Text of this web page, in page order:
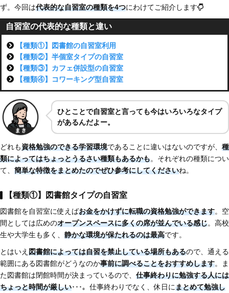
ず。今回は代表的な自習室の種類を4つにわけてご紹介します
自習室の代表的な種類と違い
【種類①】図書館の自習室利用
【種類②】半個室タイプの自習室
【種類③】カフェ併設型の自習室
【種類④】コワーキング型自習室
ひとことで自習室と言っても今はいろいろなタイプ
があるんだよー。
どれも資格勉強のできる学習環境であることに違いはないのですが、 種
類によってはちょっとうるさい種類もあるかも。それぞれの種類につい
て、 簡単な特徴をまとめたのでぜひ参考にしてくださいね。
【種類①】図書館タイプの自習室
図書館を自習室に使えばお金をかけずに転職の資格勉強ができます。空
間としては広めのオープンスペースに多くの席が並んでいる感じ。高校
生や大学生も多く、 静かな環境が保たれるのは最高です。
とはいえ 図書館によっては自習を禁止している場所もあるので、通える
範囲にある図書館がどうなのか事前に調べることをおすすめします。ま
た図書館は閉館時間が決まっているので、 仕事終わりに勉強する人には
ちょっと時間が厳しい･･･。仕事終わりでなく、休日にまとめて勉強し